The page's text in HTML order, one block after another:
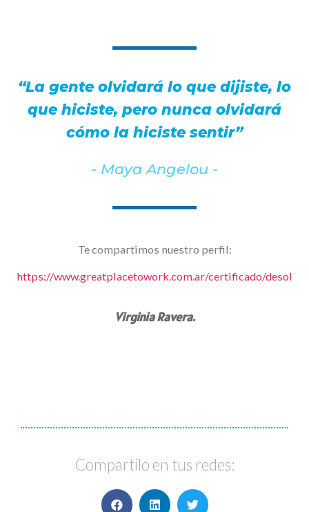
“La gente olvidará lo que dijiste, lo
que hiciste, pero nunca olvidará
cómo la hiciste sentir”
- Maya Angelou -
Te compartimos nuestro perfil:
https://www.greatplacetowork.com.ar/certificado/desol
Virginia Ravera.
Compartilo en tus redes: